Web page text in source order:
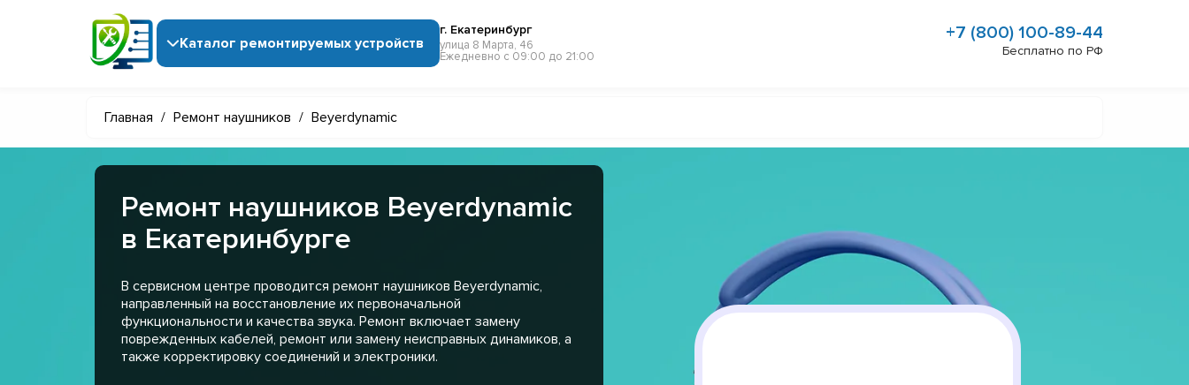
Каталог ремонтируемых устройств
г. Екатеринбург
улица 8 Марта, 46
Ежедневно с 09:00 до 21:00
+7 (800) 100-89-44
Бесплатно по РФ
Главная / Ремонт наушников / Beyerdynamic
Ремонт наушников Beyerdynamic
в Екатеринбурге
В сервисном центре проводится ремонт наушников Beyerdynamic,
направленный на восстановление их первоначальной
функциональности и качества звука. Ремонт включает замену
поврежденных кабелей, ремонт или замену неисправных динамиков, а
также корректировку соединений и электроники.